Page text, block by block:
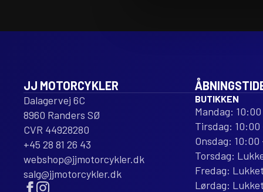
JJ MOTORCYKLER
Dalagervej 6C
8960 Randers SØ
CVR 44928280
+45 28 81 26 43
webshop@jjmotorcykler.dk
salg@jjmotorcykler.dk
BUTIKKEN
Mandag:
Tirsdag: 10:00
Onsdag: 10:00
Torsdag:
Fredag: Lukket
Lørdag: Lukket